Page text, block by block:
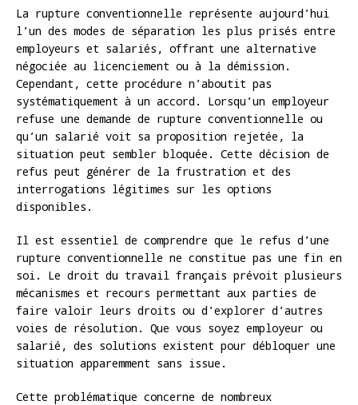
La rupture conventionnelle représente aujourd’hui
l’un des modes de séparation les plus prisés entre
employeurs et salariés, offrant une alternative
négociée au licenciement ou à la démission.
Cependant, cette procédure n’aboutit pas
systématiquement à un accord. Lorsqu’un employeur
refuse une demande de rupture conventionnelle ou
qu’un salarié voit sa proposition rejetée, la
situation peut sembler bloquée. Cette décision de
refus peut générer de la frustration et des
interrogations légitimes sur les options
disponibles.
Il est essentiel de comprendre que le refus d’une
rupture conventionnelle ne constitue pas une fin en
soi. Le droit du travail français prévoit plusieurs
mécanismes et recours permettant aux parties de
faire valoir leurs droits ou d’explorer d’autres
voies de résolution. Que vous soyez employeur ou
salarié, des solutions existent pour débloquer une
situation apparemment sans issue.
Cette problématique concerne de nombreux